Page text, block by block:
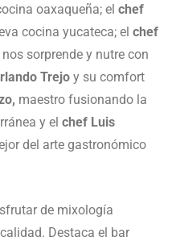
oaxaqueña; el chef
cocina yucateca; el chef
sorprende y nutre con
Trejo y su comfort
maestro fusionando la
y el chef Luis
del arte gastronómico
de mixología
Destaca el bar